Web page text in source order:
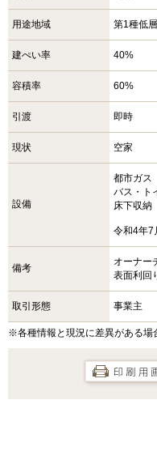
用途地域 第1種低
建ぺい率 40%
容積率 60%
引渡 即時
現状 空家
設備
都市ガス
バス・ト
床下収納
令和4年7
備考
オーナー
表面利回
取引形態 事業主
※各種情報と現況に差異がある場